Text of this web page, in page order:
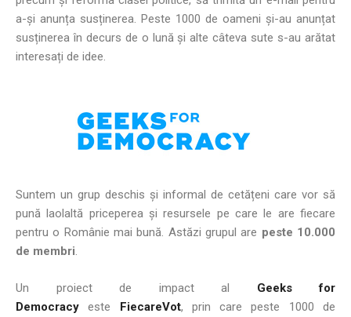
a-și anunța susținerea. Peste 1000 de oameni și-au anunțat
susținerea în decurs de o lună și alte câteva sute s-au arătat
interesați de idee.
Suntem un grup deschis și informal de cetățeni care vor să
pună laolaltă priceperea și resursele pe care le are fiecare
pentru o Românie mai bună. Astăzi grupul are peste 10.000
de membri.
Un proiect de impact al Geeks for
Democracy este FiecareVot, prin care peste 1000 de